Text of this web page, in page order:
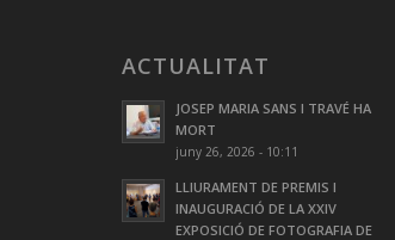
ACTUALITAT
JOSEP MARIA SANS I TRAVÉ HA
MORT
juny 26, 2026 - 10:11
LLIURAMENT DE PREMIS I
INAUGURACIÓ DE LA XXIV
EXPOSICIÓ DE FOTOGRAFIA DE